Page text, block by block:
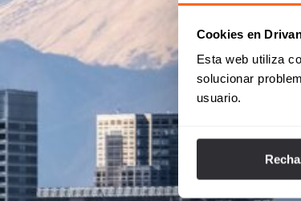
Cookies en
Esta web utiliza
solucionar
usuario.